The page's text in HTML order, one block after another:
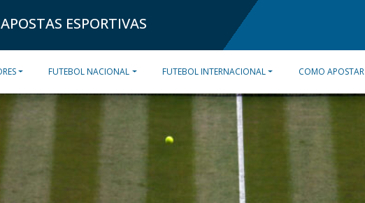
APOSTAS ESPORTIVAS
FUTEBOL NACIONAL FUTEBOL INTERNACIONAL COMO APOSTAR